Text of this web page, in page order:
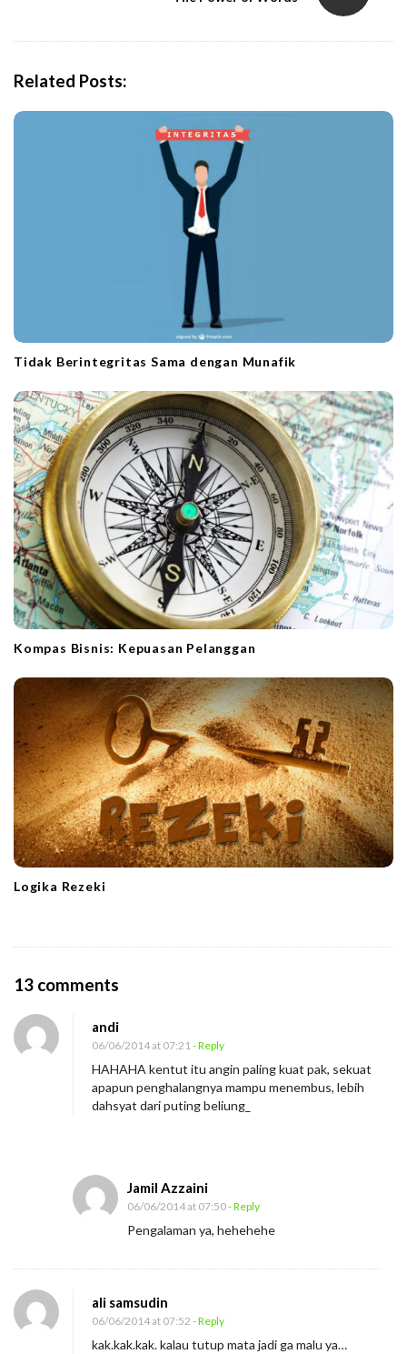
Related Posts:
Tidak Berintegritas Sama dengan Munafik
Kompas Bisnis: Kepuasan Pelanggan
Logika Rezeki
13 comments
d
i
i
k
andi
06/06/2014 at 07:21- Reply
HAHAHA kentut itu angin paling kuat pak, sekuat
apapun penghalangnya mampu menembus, lebih
dahsyat dari puting beliung_
Jamil Azzaini
06/06/2014 at 07:50- Reply
Pengalaman ya, hehehehe
ali samsudin
06/06/2014 at 07:52 - Reply
kak.kak.kak. kalau tutup mata jadi ga malu ya…